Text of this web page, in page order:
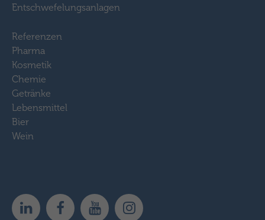
Entschwefelungsanlagen
Referenzen
Pharma
Kosmetik
Chemie
Getränke
Lebensmittel
Bier
Wein